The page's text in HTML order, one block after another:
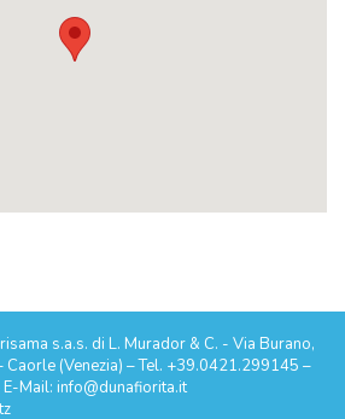
s.a.s. di L. Murador & C. - Via Burano,
(Venezia) – Tel. +39.0421.299145 –
Mail: info@dunafiorita.it